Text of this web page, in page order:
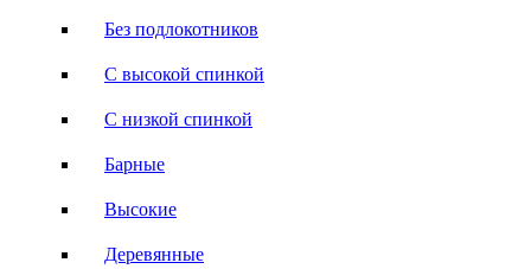
Без подлокотников
С высокой спинкой
С низкой спинкой
Барные
Высокие
Деревянные